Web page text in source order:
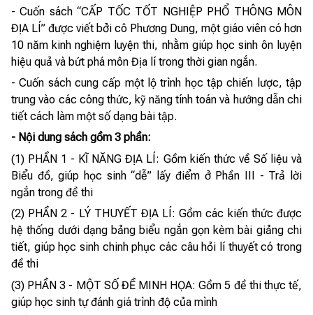
- Cuốn sách “CẤP TỐC TỐT NGHIỆP PHỔ THÔNG MÔN
ĐỊA LÍ” được viết bởi cô Phương Dung, một giáo viên có hơn
10 năm kinh nghiệm luyện thi, nhằm giúp học sinh ôn luyện
hiệu quả và bứt phá môn Địa lí trong thời gian ngắn.
- Cuốn sách cung cấp một lộ trình học tập chiến lược, tập
trung vào các công thức, kỹ năng tính toán và hướng dẫn chi
tiết cách làm một số dạng bài tập.
- Nội dung sách gồm 3 phần:
(1) PHẦN 1 - KĨ NĂNG ĐỊA LÍ: Gồm kiến thức về Số liệu và
Biểu đồ, giúp học sinh “dễ” lấy điểm ở Phần III - Trả lời
ngắn trong đề thi
(2) PHẦN 2 - LÝ THUYẾT ĐỊA LÍ: Gồm các kiến thức được
hệ thống dưới dạng bảng biểu ngắn gọn kèm bài giảng chi
tiết, giúp học sinh chinh phục các câu hỏi lí thuyết có trong
đề thi
(3) PHẦN 3 - MỘT SỐ ĐỀ MINH HỌA: Gồm 5 đề thi thực tế,
giúp học sinh tự đánh giá trình độ của mình